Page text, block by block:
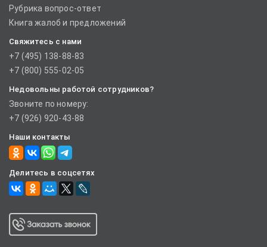
Рубрика вопрос-ответ
Книга жалоб и предложений
Свяжитесь с нами
+7 (495) 138-88-83
+7 (800) 555-02-05
Недовольны работой сотрудников?
Звоните по номеру:
+7 (926) 920-43-88
Наши контакты
Делитесь в соцсетях